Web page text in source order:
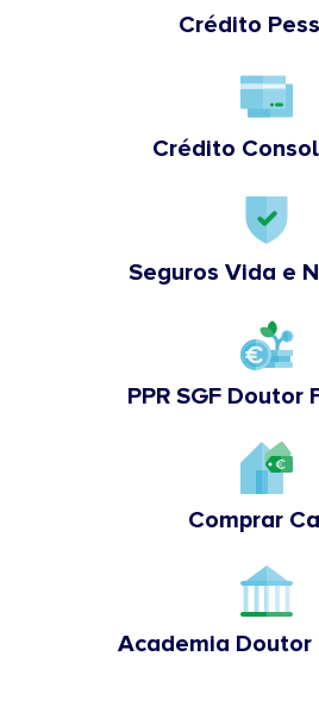
Crédito
Crédito
Seguros Vida e
PPR SGF Doutor
Comprar
Academia Doutor